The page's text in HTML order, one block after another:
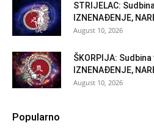
STRIJELAC:
IZNENAĐENJE,
August 10, 2026
ŠKORPIJA: Sudbina
IZNENAĐENJE,
August 10, 2026
Popularno